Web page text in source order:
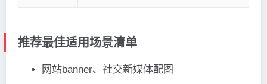
推荐最佳适用场景清单
网站banner、社交新媒体配图